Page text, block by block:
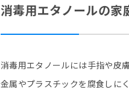
消毒用エタノールの家
消毒用エタノールには手指や皮
金属やプラスチックを腐食しに